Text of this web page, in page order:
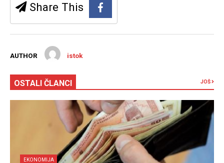
Share This
AUTHOR istok
OSTALI ČLANCI JOŠ
EKONOMIJA